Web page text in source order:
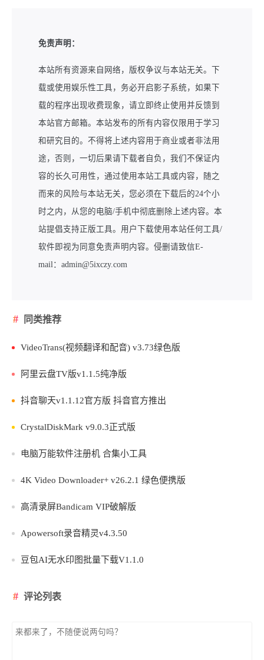
免责声明：
本站所有资源来自网络，版权争议与本站无关。下
载或使用娱乐性工具，务必开启影子系统，如果下
载的程序出现收费现象，请立即终止使用并反馈到
本站官方邮箱。本站发布的所有内容仅限用于学习
和研究目的。不得将上述内容用于商业或者非法用
途，否则，一切后果请下载者自负，我们不保证内
容的长久可用性，通过使用本站工具或内容，随之
而来的风险与本站无关，您必须在下载后的24个小
时之内，从您的电脑/手机中彻底删除上述内容。本
站提倡支持正版工具。用户下载使用本站任何工具/
软件即视为同意免责声明内容。侵删请致信E-
mail：admin@5ixczy.com
同类推荐
VideoTrans(视频翻译和配音) v3.73绿色版
阿里云盘TV版v1.1.5纯净版
抖音聊天v1.1.12官方版 抖音官方推出
CrystalDiskMark v9.0.3正式版
电脑万能软件注册机 合集小工具
4K Video Downloader+ v26.2.1 绿色便携版
高清录屏Bandicam VIP破解版
Apowersoft录音精灵v4.3.50
豆包AI无水印图批量下载V1.1.0
评论列表